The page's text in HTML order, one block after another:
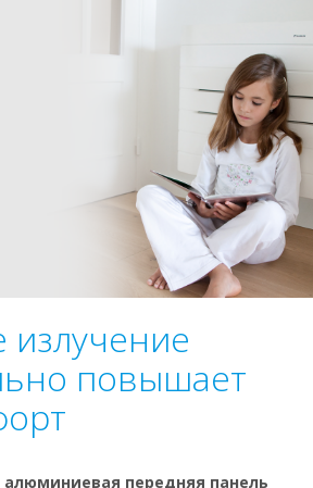
излучение
повышает
алюминиевая передняя панель